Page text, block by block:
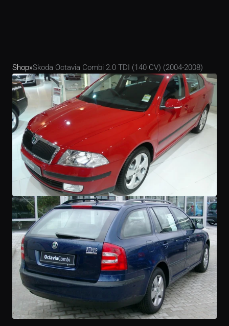
Shop»Skoda Octavia Combi 2.0 TDI (140 CV) (2004-2008)